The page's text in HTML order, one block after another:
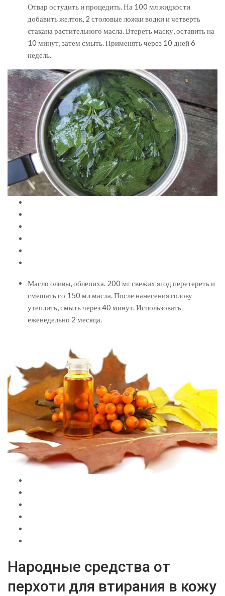
Отвар остудить и процедить. На 100 мл жидкости
добавить желток, 2 столовые ложки водки и четверть
стакана растительного масла. Втереть маску, оставить на
10 минут, затем смыть. Применять через 10 дней 6
недель.
Масло оливы, облепиха. 200 мг свежих ягод перетереть и
смешать со 150 мл масла. После нанесения голову
утеплить, смыть через 40 минут. Использовать
еженедельно 2 месяца.
Народные средства от
перхоти для втирания в кожу